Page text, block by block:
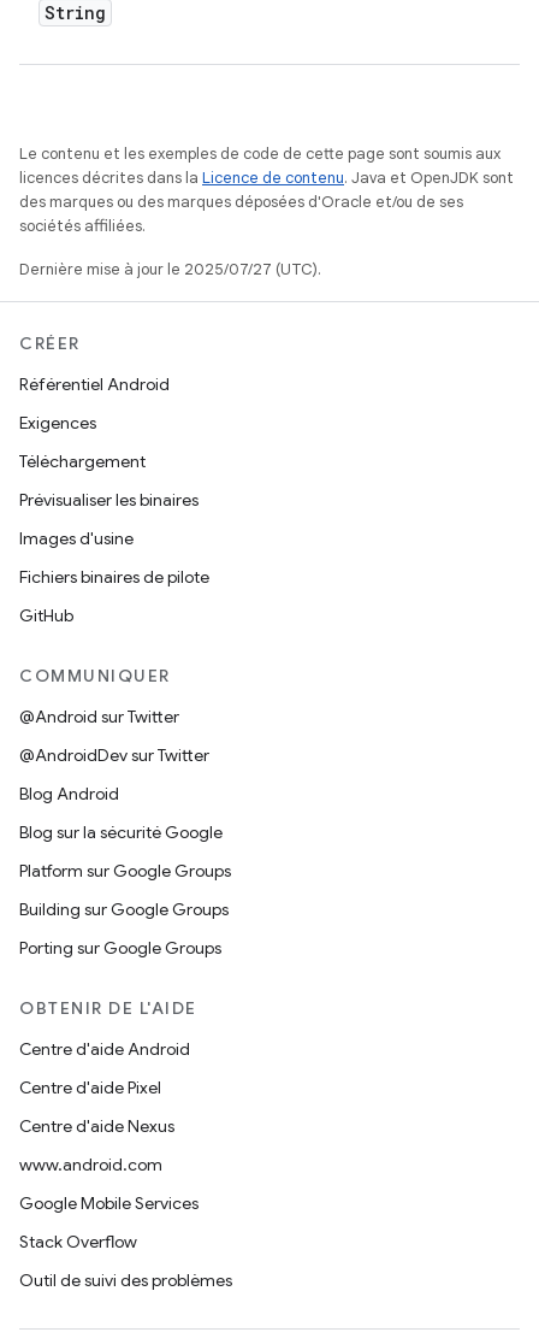
String
Le contenu et les exemples de code de cette page sont soumis aux
licences décrites dans la Licence de contenu. Java et OpenJDK sont
des marques ou des marques déposées d'Oracle et/ou de ses
sociétés affiliées.
Dernière mise à jour le 2025/07/27 (UTC).
CRÉER
Référentiel Android
Exigences
Téléchargement
Prévisualiser les binaires
Images d'usine
Fichiers binaires de pilote
GitHub
COMMUNIQUER
@Android sur Twitter
@AndroidDev sur Twitter
Blog Android
Blog sur la sécurité Google
Platform sur Google Groups
Building sur Google Groups
Porting sur Google Groups
OBTENIR DE L'AIDE
Centre d'aide Android
Centre d'aide Pixel
Centre d'aide Nexus
www.android.com
Google Mobile Services
Stack Overflow
Outil de suivi des problèmes